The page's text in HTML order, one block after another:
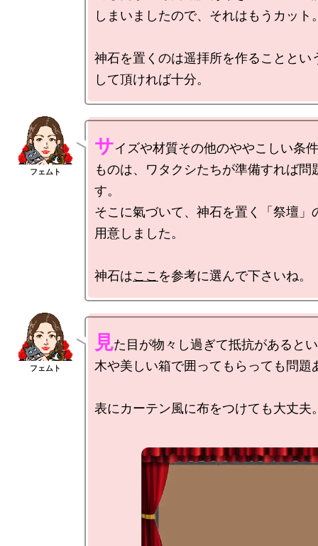
しまいましたので、それはもうカット
神石を置くのは遥拝所を作ることとい
サイズや材質その他のややこしい条
ものは、ワタクシたちが準備すれば問
す。
そこに氣づいて、神石を置く「祭壇」
用意しました。
神石はここ
見た目が物々し過ぎて抵抗があると
木や美しい箱で囲ってもらっても問題